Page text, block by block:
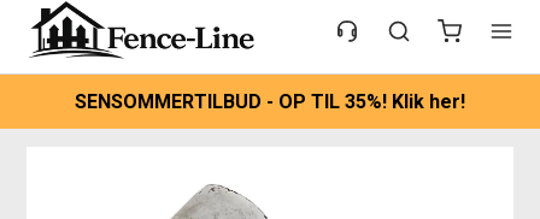
SENSOMMERTILBUD - OP TIL 35%! Klik her!